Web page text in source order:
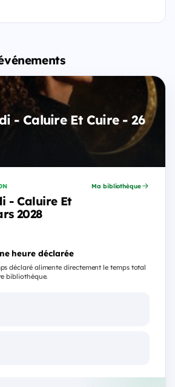
- Caluire Et Cuire - 26
- Caluire Et
2028
Ma bibliothèque
heure déclarée
déclaré alimente directement le temps total
bibliothèque.